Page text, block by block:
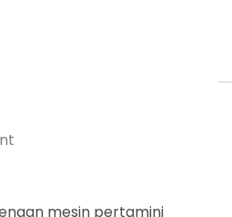
on
mesin pertamini